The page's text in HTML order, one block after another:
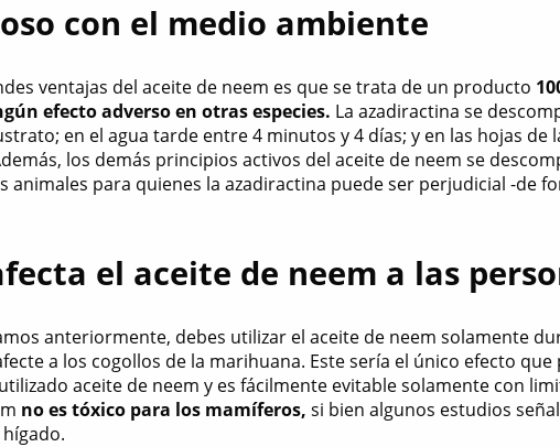
con el medio ambiente
ventajas del aceite de neem es que se trata de un producto
efecto adverso en otras especies. La azadiractina se
en el agua tarde entre 4 minutos y 4 días; y en las hojas de
los demás principios activos del aceite de neem se
animales para quienes la azadiractina puede ser perjudicial -de
el aceite de neem a las
anteriormente, debes utilizar el aceite de neem solamente
a los cogollos de la marihuana. Este sería el único efecto
aceite de neem y es fácilmente evitable solamente con
no es tóxico para los mamíferos, si bien algunos estudios